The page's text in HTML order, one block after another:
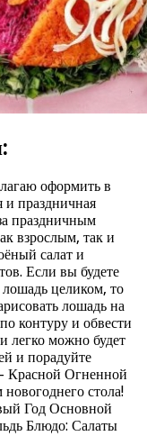
оформить в
и праздничная
праздничным
взрослым, так и
салат и
Если вы будете
целиком, то
лошадь на
контуру и обвести
легко можно будет
и порадуйте
Красной Огненной
стола!
Год Основной
Блюдо: Салаты